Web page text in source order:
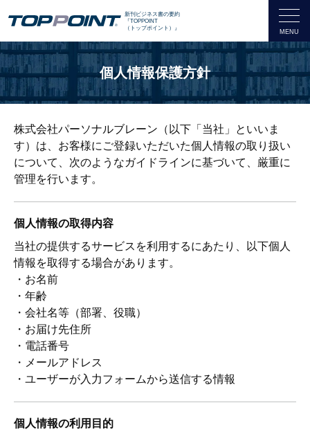
新刊ビジネス書の要約
『TOPPOINT
（トップポイント）』
個人情報保護方針
株式会社パーソナルブレーン（以下「当社」といいま
す）は、お客様にご登録いただいた個人情報の取り扱い
について、次のようなガイドラインに基づいて、厳重に
管理を行います。
個人情報の取得内容
当社の提供するサービスを利用するにあたり、以下個人
情報を取得する場合があります。
・お名前
・年齢
・会社名等（部署、役職）
・お届け先住所
・電話番号
・メールアドレス
・ユーザーが入力フォームから送信する情報
個人情報の利用目的